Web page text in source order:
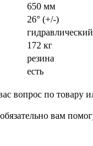
650 мм
26° (+/-)
172 кг
резина
есть
вопрос по товару
вам